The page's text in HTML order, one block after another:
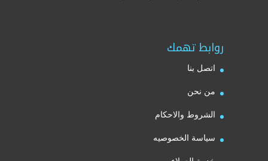
روابط تهمك
اتصل بنا
من نحن
الشروط والاحكام
سياسة الخصوصيه